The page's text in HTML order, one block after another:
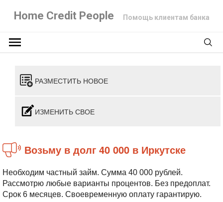
Home Credit People Помощь клиентам банка
РАЗМЕСТИТЬ НОВОЕ
ИЗМЕНИТЬ СВОЕ
Возьму в долг 40 000 в Иркутске
Необходим частный займ. Сумма 40 000 рублей.
Рассмотрю любые варианты процентов. Без предоплат.
Срок 6 месяцев. Своевременную оплату гарантирую.